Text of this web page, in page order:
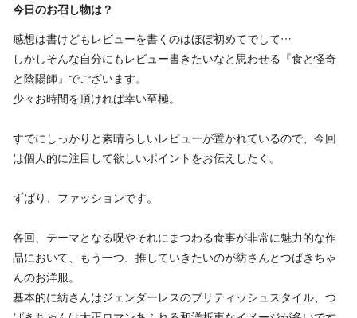
今日のお召し物は？
感想は書けどもレビューを書くのはほぼ初めてでして…
しかしそんな自分にもレビュー書きたいなと思わせる『食と怪奇
と陰陽師』でございます。
少々お時間を頂ければ幸い至極。
すでにしっかりと素晴らしいレビューが置かれているので、今回
は個人的に注目して欲しいポイントをお伝えしたく。
ずばり、ファッションです。
各回、テーマとなる呪やそれにまつわる食事が非常に魅力的な作
品において、もう一つ、推していきたいのが紡さんとつばきちゃ
んのお洋服。
基本的に紡さんはジェンダーレスのブリティッシュスタイル、つ